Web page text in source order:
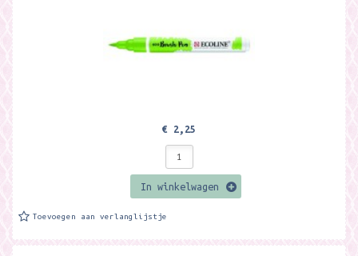
€ 2,25
In winkelwagen
Toevoegen aan verlanglijstje